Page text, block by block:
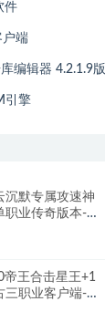
件
户端
编辑器 4.2.1.9版
引擎
沉默专属攻速神
职业传奇版本-带
帝王合击星王+1
三职业客户端-带